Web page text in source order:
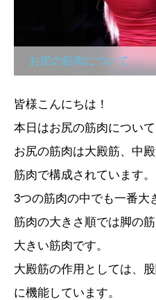
お尻の筋肉について
皆様こんにちは！
本日はお尻の筋肉につい
お尻の筋肉は大殿筋、中
筋肉で構成されています。
3つの筋肉の中でも一番大
筋肉の大きさ順では脚の
大きい筋肉です。
大殿筋の作用としては、
に機能しています。